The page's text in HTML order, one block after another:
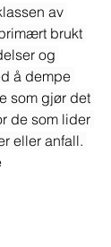
av
brukt
og
å dempe
som gjør det
de som lider
eller anfall.